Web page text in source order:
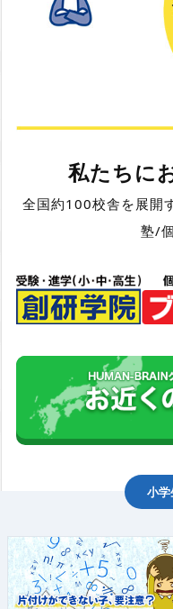
私たちに
全国約100校舎を展開
塾/
小学